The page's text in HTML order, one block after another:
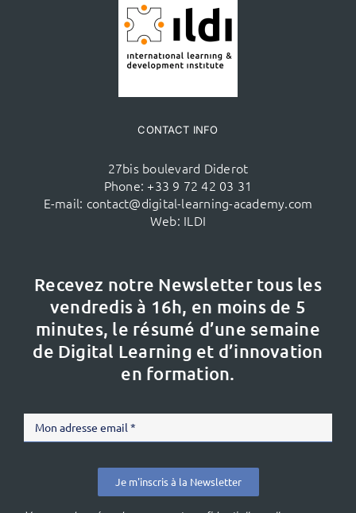
CONTACT INFO
27bis boulevard Diderot
Phone: +33 9 72 42 03 31
E-mail: contact@digital-learning-academy.com
Web: ILDI
Recevez notre Newsletter tous les
vendredis à 16h, en moins de 5
minutes, le résumé d’une semaine
de Digital Learning et d’innovation
en formation.
Je m'inscris à la Newsletter